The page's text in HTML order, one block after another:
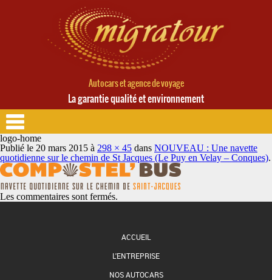
Autocars et agence de voyage
La garantie qualité et environnement
logo-home
Publié le 20 mars 2015 à 298 × 45 dans NOUVEAU : Une navette
quotidienne sur le chemin de St Jacques (Le Puy en Velay – Conques).
Les commentaires sont fermés.
ACCUEIL
L'ENTREPRISE
NOS AUTOCARS